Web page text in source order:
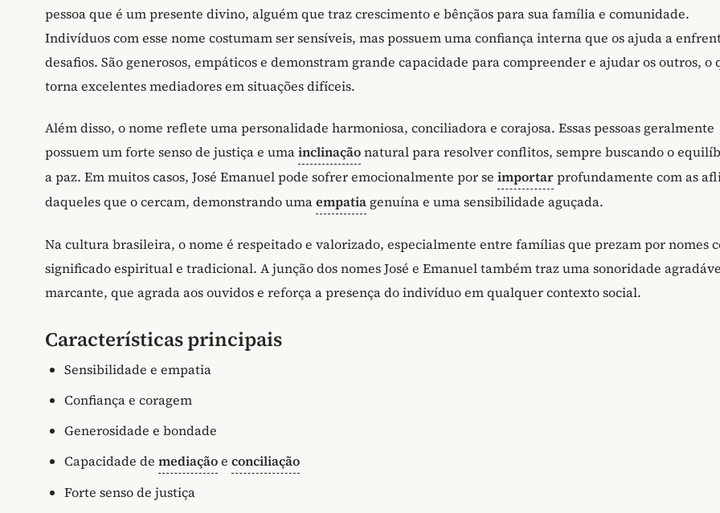
pessoa que é um presente divino, alguém que traz crescimento e bênçãos para sua família e comunidade.
Indivíduos com esse nome costumam ser sensíveis, mas possuem uma confiança interna que os ajuda a
desafios. São generosos, empáticos e demonstram grande capacidade para compreender e ajudar os outros, o
torna excelentes mediadores em situações difíceis.
Além disso, o nome reflete uma personalidade harmoniosa, conciliadora e corajosa. Essas pessoas geralmente
possuem um forte senso de justiça e umainclinaçãonatural para resolver conflitos, sempre buscando o
a paz. Em muitos casos, José Emanuel pode sofrer emocionalmente por se importarprofundamente com as
daqueles que o cercam, demonstrando umaempatia genuína e uma sensibilidade aguçada.
Na cultura brasileira, o nome é respeitado e valorizado, especialmente entre famílias que prezam por nomes
significado espiritual e tradicional. A junção dos nomes José e Emanuel também traz uma sonoridade
marcante, que agrada aos ouvidos e reforça a presença do indivíduo em qualquer contexto social.
Características principais
Sensibilidade e empatia
Confiança e coragem
Generosidade e bondade
Capacidade de mediaçãoe conciliação
Forte senso de justiça